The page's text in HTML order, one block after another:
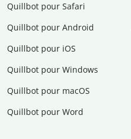
Quillbot pour Safari
Quillbot pour Android
Quillbot pour iOS
Quillbot pour Windows
Quillbot pour macOS
Quillbot pour Word